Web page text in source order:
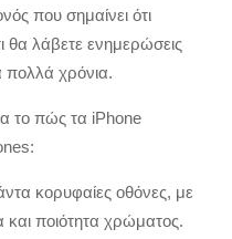
που σημαίνει ότι
θα λάβετε ενημερώσεις
πολλά χρόνια.
το πώς τα iPhone
κορυφαίες οθόνες, με
ποιότητα χρώματος.